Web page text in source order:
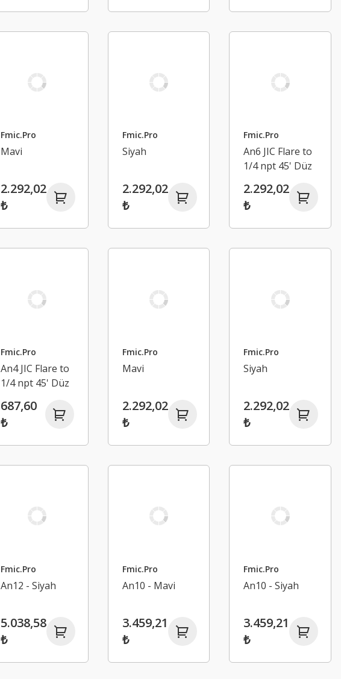
Fmic.Pro
Mavi
2.292,02
₺
Fmic.Pro
Siyah
2.292,02
₺
Fmic.Pro
An6 JIC Flare to
1/4 npt 45' Düz
Bağlantı
Adaptörü
2.292,02
₺
Fmic.Pro
An4 JIC Flare to
1/4 npt 45' Düz
Bağlantı
Adaptörü
687,60
₺
Fmic.Pro
Mavi
2.292,02
₺
Fmic.Pro
Siyah
2.292,02
₺
Fmic.Pro
An12 - Siyah
5.038,58
₺
Fmic.Pro
An10 - Mavi
3.459,21
₺
Fmic.Pro
An10 - Siyah
3.459,21
₺